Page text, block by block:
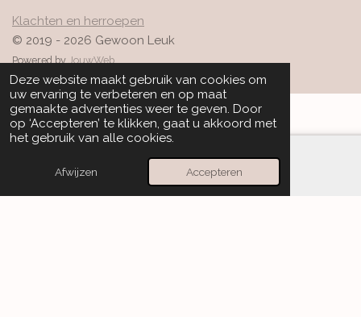
Deze website maakt gebruik van cookies om
uw ervaring te verbeteren en op maat
gemaakte advertenties weer te geven. Door
op ‘Accepteren’ te klikken, gaat u akkoord met
het gebruik van alle cookies.
Afwijzen Accepteren
Klachten en herroepen
© 2019 - 2026 Gewoon Leuk
Powered byJouwWeb